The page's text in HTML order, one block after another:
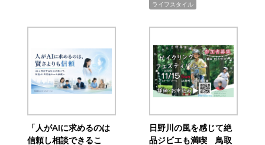
ライフスタイル
「人がAIに求めるのは
信頼し相談できるこ
日野川の風を感じて絶
品ジビエも満喫 鳥取